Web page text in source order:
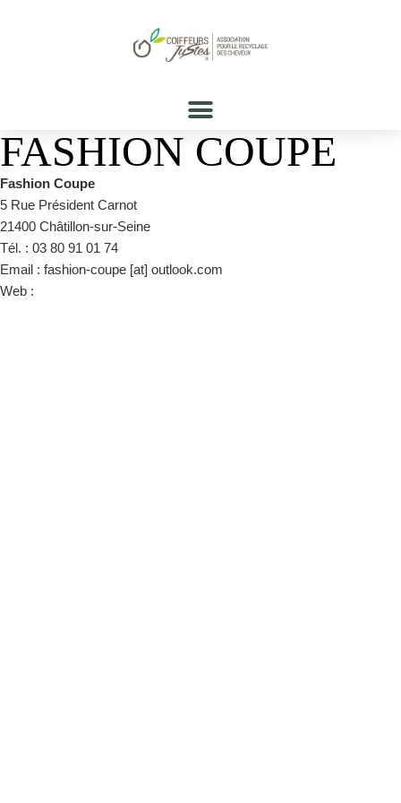
FASHION COUPE
Fashion Coupe
5 Rue Président Carnot
21400 Châtillon-sur-Seine
Tél. : 03 80 91 01 74
Email : fashion-coupe [at] outlook.com
Web :